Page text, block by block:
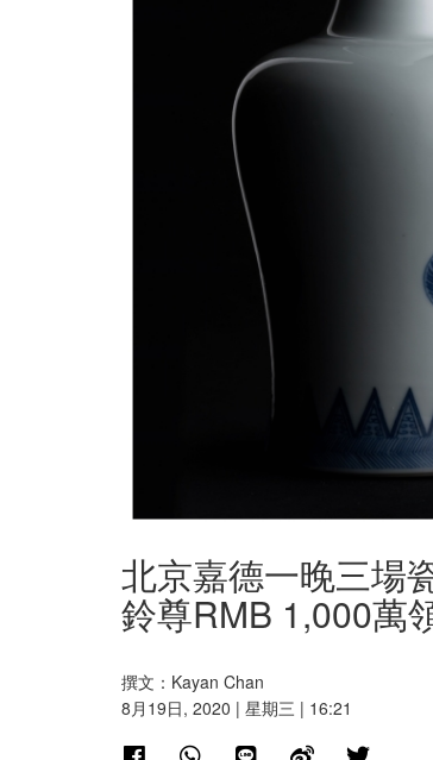
北京嘉德一晚三場
鈴尊RMB 1,000萬
撰文：Kayan Chan
8月19日, 2020 | 星期三 | 16:21